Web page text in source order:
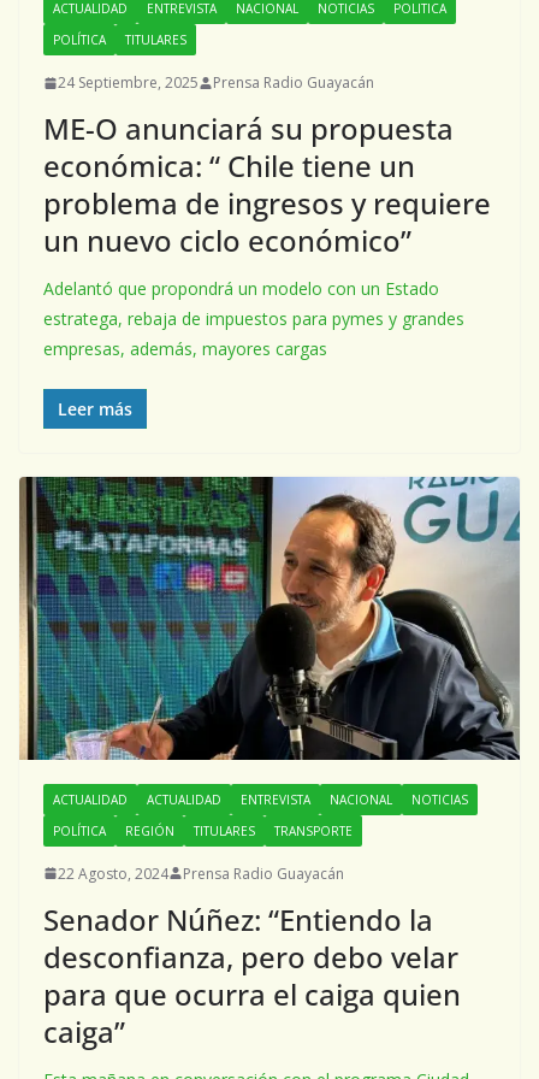
ACTUALIDAD ENTREVISTA NACIONAL NOTICIAS
POLITICA
POLÍTICA
TITULARES
24 Septiembre, 2025 Prensa Radio Guayacán
ME-O anunciará su propuesta
económica: “ Chile tiene un
problema de ingresos y requiere
un nuevo ciclo económico”
Adelantó que propondrá un modelo con un Estado
estratega, rebaja de impuestos para pymes y grandes
empresas, además, mayores cargas
Leer más
ACTUALIDAD ACTUALIDAD ENTREVISTA NACIONAL
NOTICIAS
POLÍTICA
REGIÓN TITULARES TRANSPORTE
22 Agosto, 2024 Prensa Radio Guayacán
Senador Núñez: “Entiendo la
desconfianza, pero debo velar
para que ocurra el caiga quien
caiga”